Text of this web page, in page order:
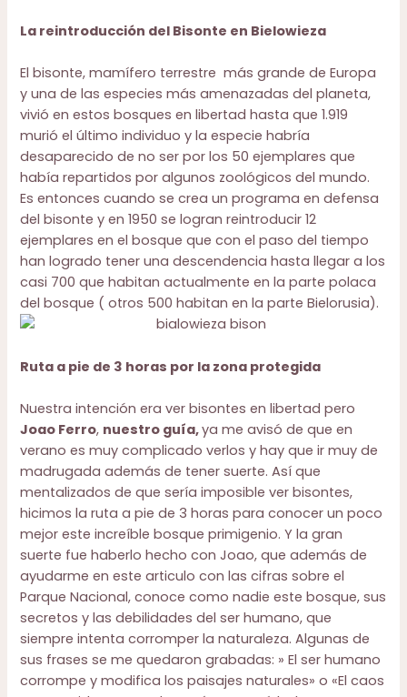
La reintroducción del Bisonte en Bielowieza
El bisonte, mamífero terrestre más grande de Europa
y una de las especies más amenazadas del planeta,
vivió en estos bosques en libertad hasta que 1.919
murió el último individuo y la especie habría
desaparecido de no ser por los 50 ejemplares que
había repartidos por algunos zoológicos del mundo.
Es entonces cuando se crea un programa en defensa
del bisonte y en 1950 se logran reintroducir 12
ejemplares en el bosque que con el paso del tiempo
han logrado tener una descendencia hasta llegar a los
casi 700 que habitan actualmente en la parte polaca
del bosque ( otros 500 habitan en la parte Bielorusia).
Ruta a pie de 3 horas por la zona protegida
Nuestra intención era ver bisontes en libertad pero
Joao Ferro, nuestro guía,ya me avisó de que en
verano es muy complicado verlos y hay que ir muy de
madrugada además de tener suerte. Así que
mentalizados de que sería imposible ver bisontes,
hicimos la ruta a pie de 3 horas para conocer un poco
mejor este increíble bosque primigenio. Y la gran
suerte fue haberlo hecho con Joao, que además de
ayudarme en este articulo con las cifras sobre el
Parque Nacional, conoce como nadie este bosque, sus
secretos y las debilidades del ser humano, que
siempre intenta corromper la naturaleza. Algunas de
sus frases se me quedaron grabadas: » El ser humano
corrompe y modifica los paisajes naturales» o «El caos